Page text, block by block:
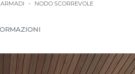
ARMADI - NODO SCORREVOLE